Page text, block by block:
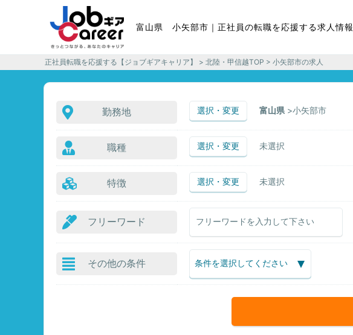
富山県 小矢部市｜正社員の転職を応援する求人情報
正社員転職を応援する【ジョブギアキャリア】 > 北陸・甲信越TOP > 小矢部市の求人
勤務地 選択・変更 富山県 小矢部市
職種 選択・変更 未選択
特徴 選択・変更 未選択
フリーワード
その他の条件